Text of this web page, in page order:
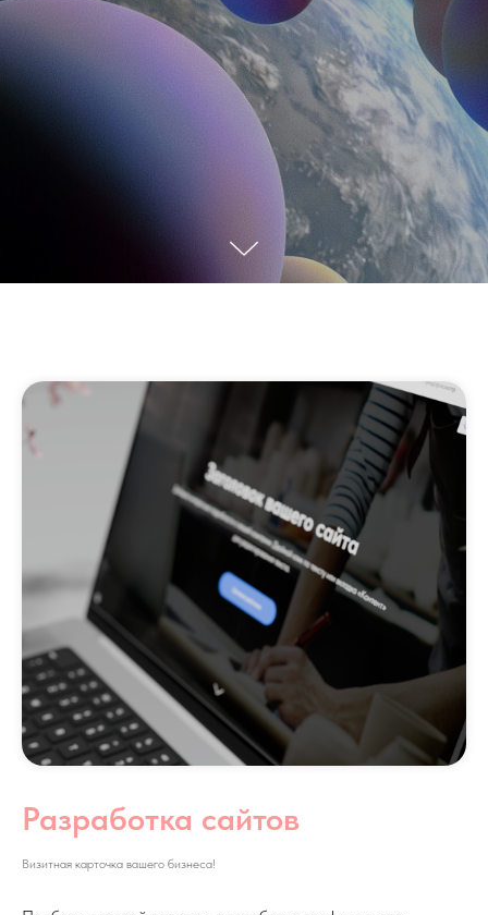
Разработка сайтов
Визитная карточка вашего бизнеса!